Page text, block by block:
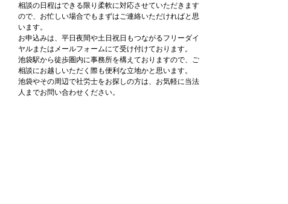
相談の日程はできる限り柔軟に対応させていただきます
ので、お忙しい場合でもまずはご連絡いただければと思
います。
お申込みは、平日夜間や土日祝日もつながるフリーダイ
ヤルまたはメールフォームにて受け付けております。
池袋駅から徒歩圏内に事務所を構えておりますので、ご
相談にお越しいただく際も便利な立地かと思います。
池袋やその周辺で社労士をお探しの方は、お気軽に当法
人までお問い合わせください。